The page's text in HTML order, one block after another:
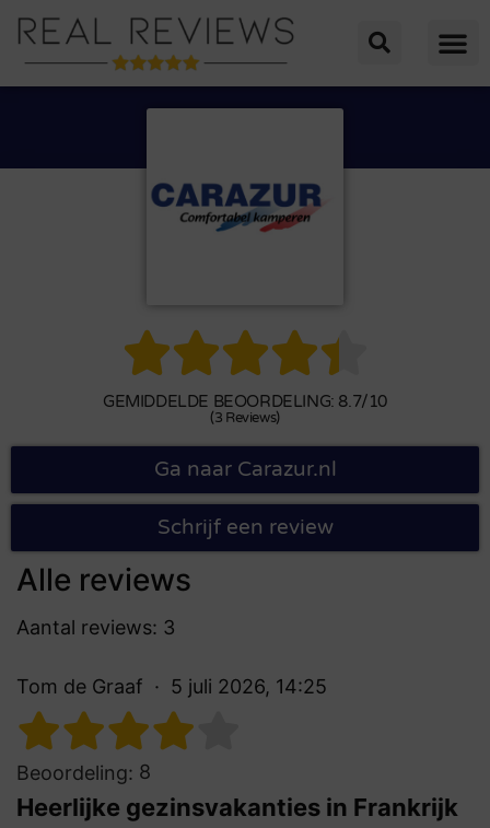

GEMIDDELDE BEOORDELING: 8.7/10
(3 Reviews)
Ga naar Carazur.nl
Schrijf een review
Alle reviews
Aantal reviews: 3
Tom de Graaf 5 juli 2026, 14:25
Beoordeling: 8
Heerlijke gezinsvakanties in Frankrijk